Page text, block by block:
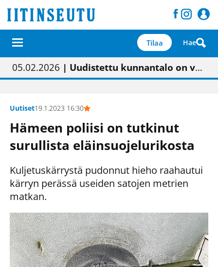
Tilaa Hae
01.02.2026 | Painon vaihtumisen pitäisi näkyä hieman parempana painojäljen laatuna lehdessä
05.02.2026 | Uudistettu kunnantalo on valoisa
23.04.2026 | “Olemme käynnistämässä uudelleen keskustavisiotyön”
09.05.2026| "Maalla on totuttu elämään omavaraisemmin kuin kaupungissa"
Uutiset19.1.2023 16:30
Hämeen poliisi on tutkinut
surullista eläinsuojelurikosta
Kuljetuskärrystä pudonnut hieho raahautui
kärryn perässä useiden satojen metrien
matkan.